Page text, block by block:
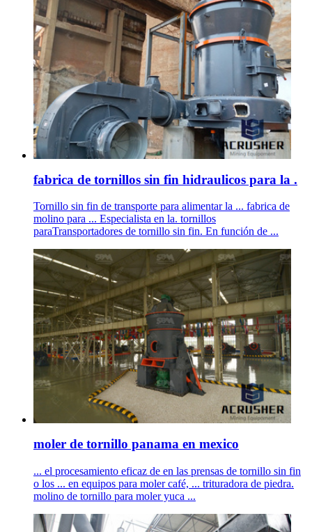
fabrica de tornillos sin fin hidraulicos para la .
Tornillo sin fin de transporte para alimentar la ... fabrica de
molino para ... Especialista en la. tornillos
paraTransportadores de tornillo sin fin. En función de ...
moler de tornillo panama en mexico
... el procesamiento eficaz de en las prensas de tornillo sin fin
o los ... en equipos para moler café, ... trituradora de piedra.
molino de tornillo para moler yuca ...